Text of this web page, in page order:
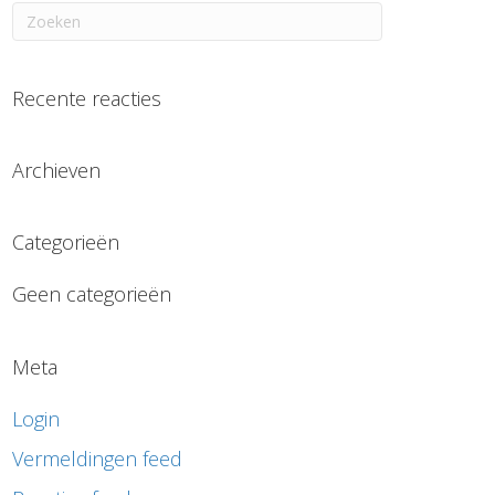
Recente reacties
Archieven
Categorieën
Geen categorieën
Meta
Login
Vermeldingen feed